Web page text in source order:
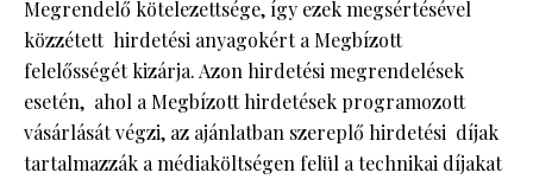
Megrendelő kötelezettsége, így ezek megsértésével
közzétett hirdetési anyagokért a Megbízott
felelősségét kizárja. Azon hirdetési megrendelések
esetén, ahol a Megbízott hirdetések programozott
vásárlását végzi, az ajánlatban szereplő hirdetési díjak
tartalmazzák a médiaköltségen felül a technikai díjakat